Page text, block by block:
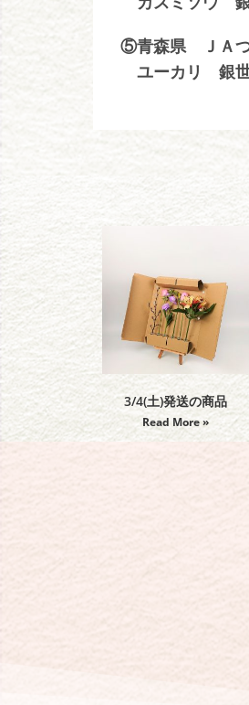
⑤青森県 ＪＡつ
ユーカリ 銀
3/4(土)発送の商品
Read More »